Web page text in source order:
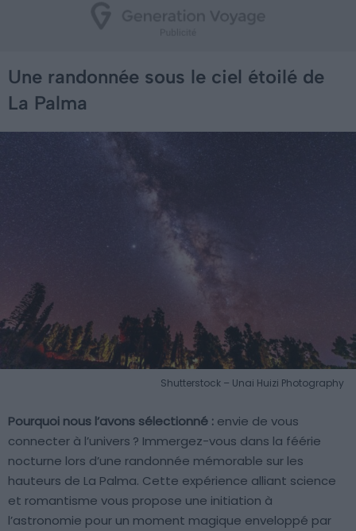
Une randonnée sous le ciel étoilé de
La Palma
Shutterstock – Unai Huizi Photography
Pourquoi nous l’avons sélectionné : envie de vous
connecter à l’univers ? Immergez-vous dans la féérie
nocturne lors d’une randonnée mémorable sur les
hauteurs de La Palma. Cette expérience alliant science
et romantisme vous propose une initiation à
l’astronomie pour un moment magique enveloppé par